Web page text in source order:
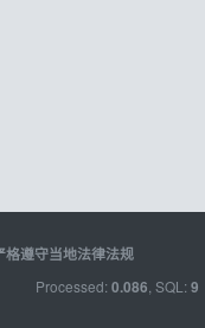
格遵守当地法律法规
Processed: 0.086 , SQL: 9